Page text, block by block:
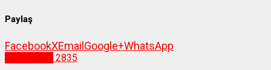
Paylaş
FacebookXEmail Google+WhatsApp
2835